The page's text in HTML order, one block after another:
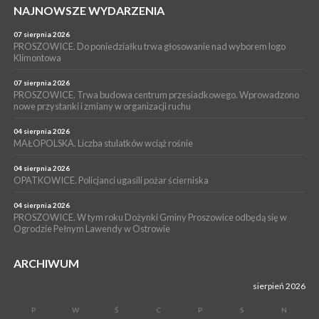
16 lipca 2026
Pałecznicy będą obsługiwani w Proszowicach
WYDARZENIA
PROSZOWICE. W parku Warsztaty Edukacyjno-Przyrodnicze
NOC CIEM
15 lipca 2026
PROSZOWICE. Już za tydzień kolejne zajęcia z cyklu „Wakacyjne
NAJNOWSZE WYDARZENIA
07 sierpnia 2026
PROSZOWICE. Do poniedziałku trwa głosowanie nad wyborem logo
Klimontowa
07 sierpnia 2026
PROSZOWICE. Trwa budowa centrum przesiadkowego. Wprowadzono
nowe przystanki i zmiany w organizacji ruchu
04 sierpnia 2026
MAŁOPOLSKA. Liczba stulatków wciąż rośnie
04 sierpnia 2026
OPATKOWICE. Policjanci ugasili pożar ścierniska
04 sierpnia 2026
PROSZOWICE. W tym roku Dożynki Gminy Proszowice odbędą się w
Ogrodzie Pełnym Lawendy w Ostrowie
ARCHIWUM
sierpień 2026
P W Ś C P S N